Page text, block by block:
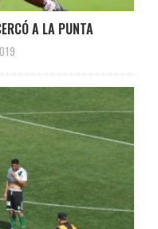
A LA PUNTA